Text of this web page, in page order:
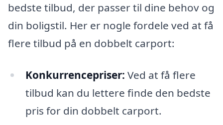
bedste tilbud, der passer til dine behov og
din boligstil. Her er nogle fordele ved at få
flere tilbud på en dobbelt carport:
Konkurrencepriser: Ved at få flere
tilbud kan du lettere finde den bedste
pris for din dobbelt carport.